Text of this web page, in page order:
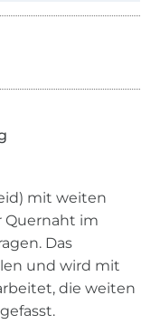
mit weiten
Quernaht im
Das
und wird mit
die weiten